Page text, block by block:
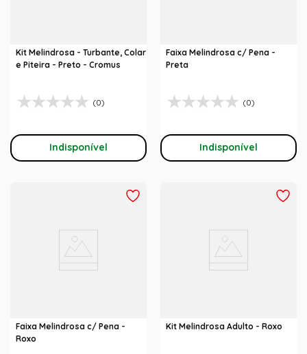
Kit Melindrosa - Turbante, Colar
e Piteira - Preto - Cromus
(0)
Indisponível
Faixa Melindrosa c/ Pena -
Preta
(0)
Indisponível
Faixa Melindrosa c/ Pena -
Roxo
Kit Melindrosa Adulto - Roxo